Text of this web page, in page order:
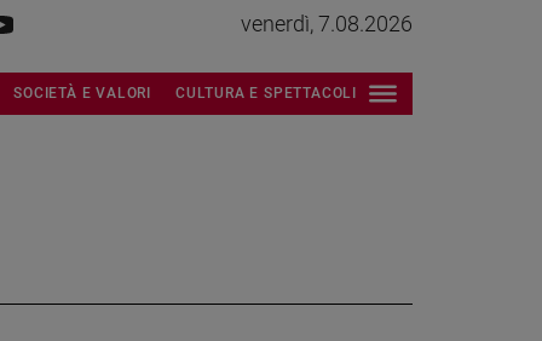
venerdì, 7.08.2026
SOCIETÀ E VALORI CULTURA E SPETTACOLI